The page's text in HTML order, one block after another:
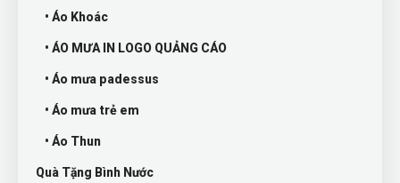
• Áo Khoác
• ÁO MƯA IN LOGO QUẢNG CÁO
• Áo mưa padessus
• Áo mưa trẻ em
• Áo Thun
Quà Tặng Bình Nước